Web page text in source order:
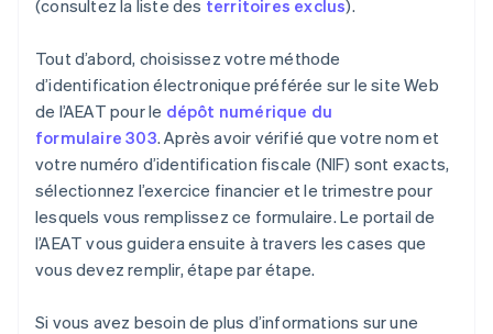
(consultez la liste des territoires exclus).
Tout d’abord, choisissez votre méthode
d’identification électronique préférée sur le site Web
de l’AEAT pour le dépôt numérique du
formulaire 303. Après avoir vérifié que votre nom et
votre numéro d’identification fiscale (NIF) sont exacts,
sélectionnez l’exercice financier et le trimestre pour
lesquels vous remplissez ce formulaire. Le portail de
l’AEAT vous guidera ensuite à travers les cases que
vous devez remplir, étape par étape.
Si vous avez besoin de plus d’informations sur une